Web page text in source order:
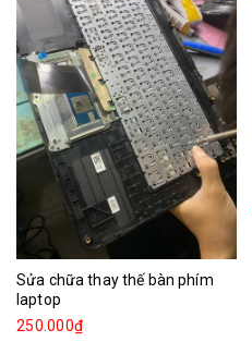
Sửa chữa thay thế bàn phím
laptop
250.000₫